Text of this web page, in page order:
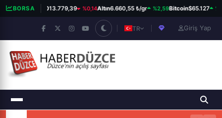
BORSA
BIST 100 13.779,39 %0,14Altın6.660,55 ₺/gr %2,59Bitcoin$65.127
TR Giriş Yap